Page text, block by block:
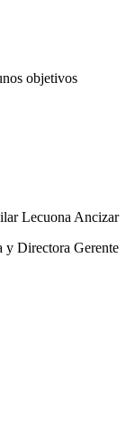
objetivos
Lecuona Ancizar
y Directora Gerente